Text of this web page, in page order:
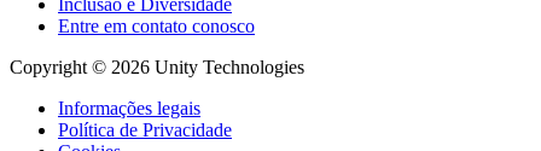
Inclusão e Diversidade
Entre em contato conosco
Copyright © 2026 Unity Technologies
Informações legais
Política de Privacidade